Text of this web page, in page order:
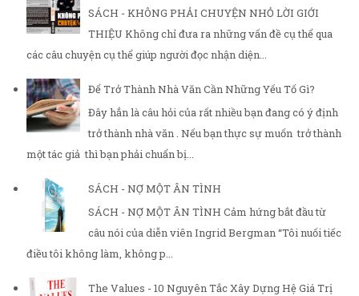
SÁCH - KHÔNG PHẢI CHUYỆN NHỎ LỜI GIỚI
THIỆU Không chỉ đưa ra những vấn đề cụ thể qua
các câu chuyện cụ thể giúp người đọc nhận diện...
Để Trở Thành Nhà Văn Cần Những Yếu Tố Gì?
Đây hẳn là câu hỏi của rất nhiều bạn đang có ý định
trở thành nhà văn . Nếu bạn thực sự muốn trở thành
một tác giả thì bạn phải chuẩn bị...
SÁCH - NỢ MỘT ÂN TÌNH
SÁCH - NỢ MỘT ÂN TÌNH Cảm hứng bắt đầu từ
câu nói của diễn viên Ingrid Bergman “Tôi nuối tiếc
điều tôi không làm, không p...
The Values - 10 Nguyên Tắc Xây Dựng Hệ Giá Trị